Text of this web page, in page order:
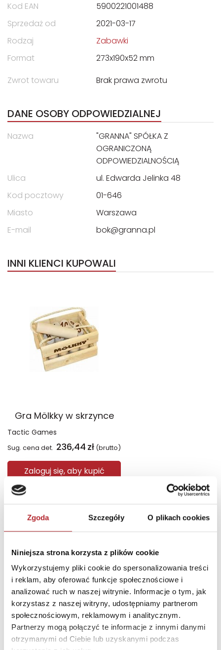
Zgoda Szczegóły O plikach cookies
Niniejsza strona korzysta z plików cookie
Wykorzystujemy pliki cookie do spersonalizowania treści
i reklam, aby oferować funkcje społecznościowe i
analizować ruch w naszej witrynie. Informacje o tym, jak
korzystasz z naszej witryny, udostępniamy partnerom
społecznościowym, reklamowym i analitycznym.
Partnerzy mogą połączyć te informacje z innymi danymi
otrzymanymi od Ciebie lub uzyskanymi podczas
Kod EAN
5900221001488
Sprzedaż od
2021-03-17
Rodzaj
Zabawki
Format
273x190x52 mm
Zwrot towaru
Brak prawa zwrotu
DANE OSOBY ODPOWIEDZIALNEJ
Nazwa
"GRANNA" SPÓŁKA Z
OGRANICZONĄ
ODPOWIEDZIALNOŚCIĄ
Ulica
ul. Edwarda Jelinka 48
Kod pocztowy
01-646
Miasto
Warszawa
E-mail
bok@granna.pl
INNI KLIENCI KUPOWALI
Gra Mölkky w skrzynce
Tactic Games
Sug. cena det. 236,44 zł (brutto)
Zaloguj się, aby kupić
NAJCZĘŚCIEJ KUPOWANE zobacz więcej
TOP 100
TOP 100